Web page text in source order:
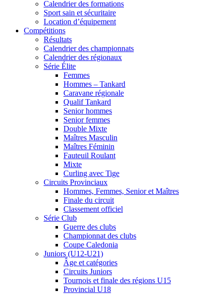
Calendrier des formations
Sport sain et sécuritaire
Location d’équipement
Compétitions
Résultats
Calendrier des championnats
Calendrier des régionaux
Série Élite
Femmes
Hommes – Tankard
Caravane régionale
Qualif Tankard
Senior hommes
Senior femmes
Double Mixte
Maîtres Masculin
Maîtres Féminin
Fauteuil Roulant
Mixte
Curling avec Tige
Circuits Provinciaux
Hommes, Femmes, Senior et Maîtres
Finale du circuit
Classement officiel
Série Club
Guerre des clubs
Championnat des clubs
Coupe Caledonia
Juniors (U12-U21)
Âge et catégories
Circuits Juniors
Tournois et finale des régions U15
Provincial U18